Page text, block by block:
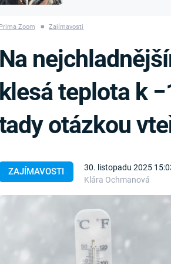
BRITSKÁ
RODINA
Prima Zoom ■ Zajímavosti
ZAJÍMAVOSTI
30. listopadu 2025
Klára Ochmanová
Na
klesá teplota k
otázkou